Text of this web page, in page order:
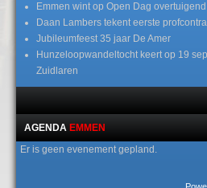
Emmen wint op Open Dag
Daan Lambers tekent eerste
Jubileumfeest 35 jaar De Amer
Hunzeloopwandeltocht keert op 19
Zuidlaren
AGENDA EMMEN
Er is geen evenement gepland.